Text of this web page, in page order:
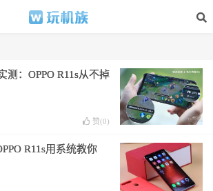
测：OPPO R11s从不掉
赞(0)
R11s用系统教你